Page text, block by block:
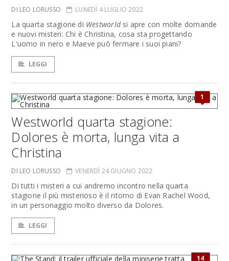
DI LEO LORUSSO LUNEDÌ 4 LUGLIO 2022
La quarta stagione di Westworldsi apre con molte domande
e nuovi misteri: Chi è Christina, cosa sta progettando
L'uomo in nero e Maeve può fermare i suoi piani?
LEGGI
1
Westworld quarta stagione:
Dolores è morta, lunga vita a
Christina
DI LEO LORUSSO VENERDÌ 24 GIUGNO 2022
Di tutti i misteri a cui andremo incontro nella quarta
stagione il più misterioso è il ritorno di Evan Rachel Wood,
in un personaggio molto diverso da Dolores.
LEGGI
14